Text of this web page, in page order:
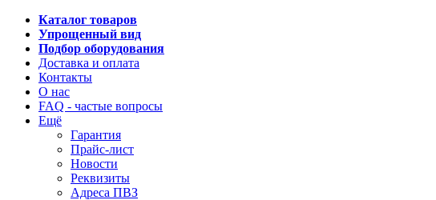
Каталог товаров
Упрощенный вид
Подбор оборудования
Доставка и оплата
Контакты
О нас
FAQ - частые вопросы
Ещё
Гарантия
Прайс-лист
Новости
Реквизиты
Адреса ПВЗ